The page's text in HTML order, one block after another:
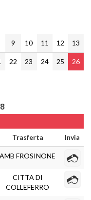
9 10 11 12 13
22 23 24 25
26
Trasferta Invia
AMB FROSINONE
CITTA DI
COLLEFERRO